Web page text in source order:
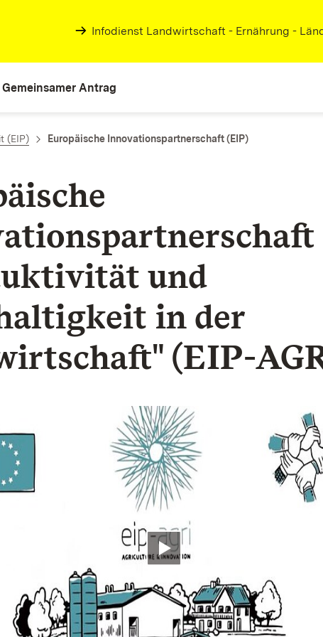
Infodienst Landwirtschaft - Ernährung -
Gemeinsamer Antrag
(EIP) Europäische Innovationspartnerschaft (EIP)
und
in der
(EIP-
Video abspielen